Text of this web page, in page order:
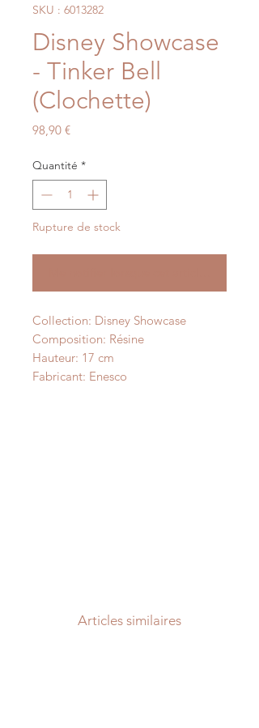
SKU : 6013282
Disney Showcase
- Tinker Bell
(Clochette)
98,90 €Prix
Quantité *
Rupture de stock
Collection: Disney Showcase
Composition: Résine
Hauteur: 17 cm
Fabricant: Enesco
Articles similaires